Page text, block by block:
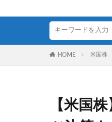
HOME 米国株
【米国